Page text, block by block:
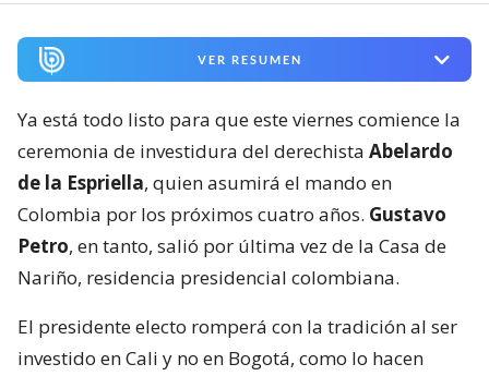
VER RESUMEN
Ya está todo listo para que este viernes comience la
ceremonia de investidura del derechista Abelardo
de la Espriella, quien asumirá el mando en
Colombia por los próximos cuatro años. Gustavo
Petro, en tanto, salió por última vez de la Casa de
Nariño, residencia presidencial colombiana.
El presidente electo romperá con la tradición al ser
investido en Cali y no en Bogotá, como lo hacen